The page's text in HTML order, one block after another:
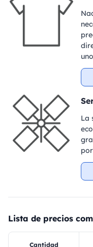
La
Lista de precios
Cantidad